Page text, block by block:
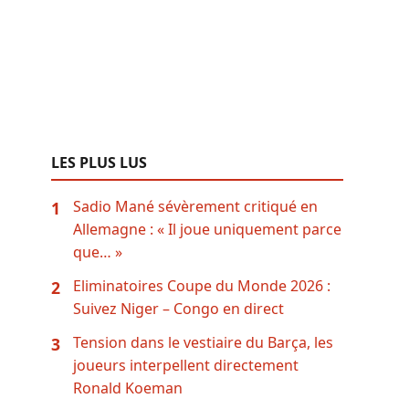
LES PLUS LUS
1
Sadio Mané sévèrement critiqué en
Allemagne : « Il joue uniquement parce
que… »
2
Eliminatoires Coupe du Monde 2026 :
Suivez Niger – Congo en direct
3
Tension dans le vestiaire du Barça, les
joueurs interpellent directement
Ronald Koeman